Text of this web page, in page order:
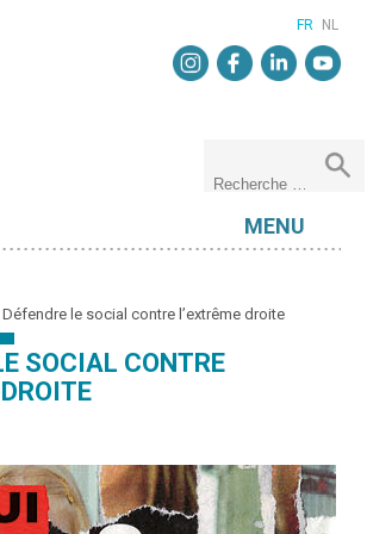
FR NL
MENU
Défendre le social contre l’extrême droite
SOCIAL CONTRE